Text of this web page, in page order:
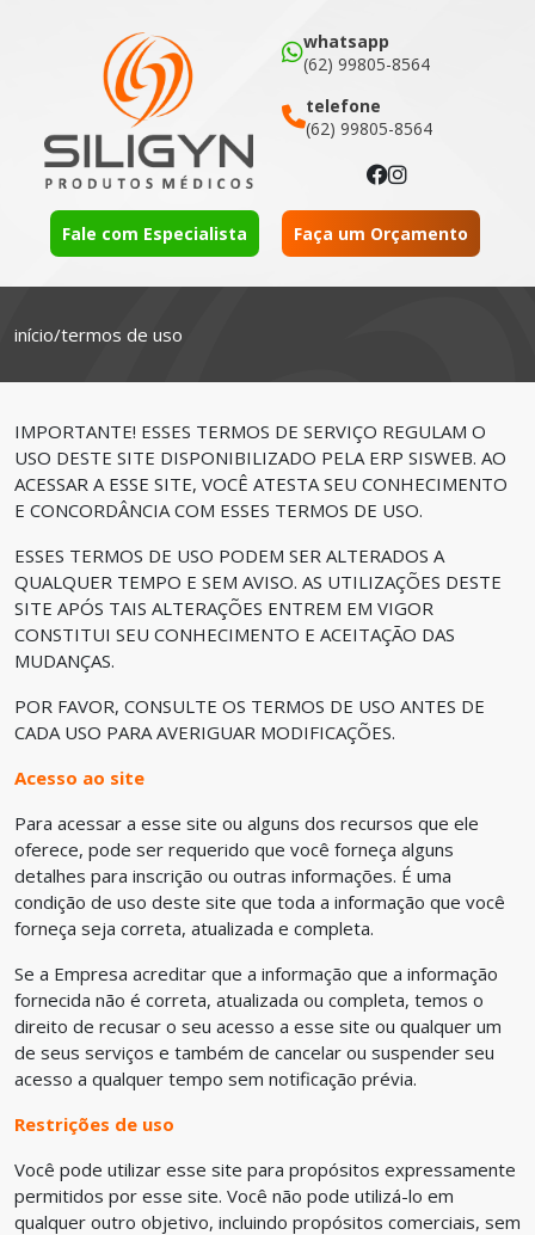
whatsapp
(62) 99805-8564
telefone
(62) 99805-8564
Fale com Especialista Faça um Orçamento
início/termos de uso
IMPORTANTE! ESSES TERMOS DE SERVIÇO REGULAM O
USO DESTE SITE DISPONIBILIZADO PELA ERP SISWEB. AO
ACESSAR A ESSE SITE, VOCÊ ATESTA SEU CONHECIMENTO
E CONCORDÂNCIA COM ESSES TERMOS DE USO.
ESSES TERMOS DE USO PODEM SER ALTERADOS A
QUALQUER TEMPO E SEM AVISO. AS UTILIZAÇÕES DESTE
SITE APÓS TAIS ALTERAÇÕES ENTREM EM VIGOR
CONSTITUI SEU CONHECIMENTO E ACEITAÇÃO DAS
MUDANÇAS.
POR FAVOR, CONSULTE OS TERMOS DE USO ANTES DE
CADA USO PARA AVERIGUAR MODIFICAÇÕES.
Acesso ao site
Para acessar a esse site ou alguns dos recursos que ele
oferece, pode ser requerido que você forneça alguns
detalhes para inscrição ou outras informações. É uma
condição de uso deste site que toda a informação que você
forneça seja correta, atualizada e completa.
Se a Empresa acreditar que a informação que a informação
fornecida não é correta, atualizada ou completa, temos o
direito de recusar o seu acesso a esse site ou qualquer um
de seus serviços e também de cancelar ou suspender seu
acesso a qualquer tempo sem notificação prévia.
Restrições de uso
Você pode utilizar esse site para propósitos expressamente
permitidos por esse site. Você não pode utilizá-lo em
qualquer outro objetivo, incluindo propósitos comerciais, sem